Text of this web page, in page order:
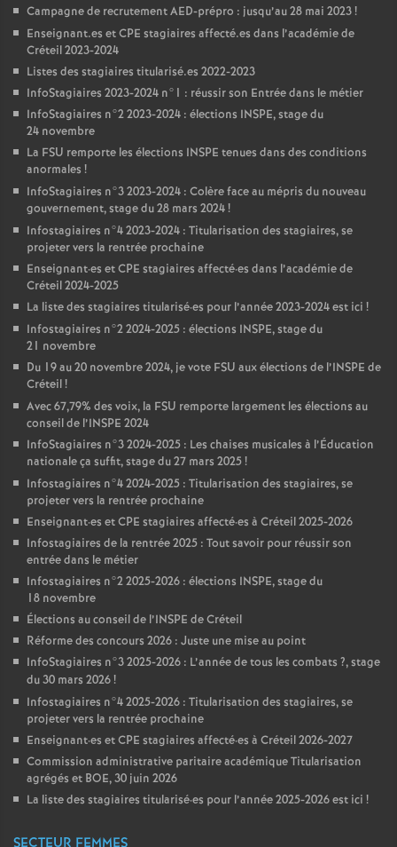
Campagne de recrutementAED-prépro : jusqu’au 28 mai 2023!
Enseignant.es etCPE stagiaires affecté.es dans l’académie de
Créteil 2023-2024
Listes des stagiaires titularisé.es 2022-2023
InfoStagiaires 2023-2024 n°1 : réussir son Entrée dans le métier
InfoStagiaires n°2 2023-2024 : élections INSPE, stage du
24 novembre
La FSU remporte les élections INSPE tenues dans des conditions
anormales !
InfoStagiaires n°3 2023-2024 : Colère face au mépris du nouveau
gouvernement, stage du 28 mars 2024!
Infostagiaires n°4 2023-2024 : Titularisation des stagiaires, se
projeter vers la rentrée prochaine
Enseignant·es etCPE stagiaires affecté·es dans l’académie de
Créteil 2024-2025
La liste des stagiaires titularisé·es pour l’année 2023-2024 est ici !
Infostagiaires n°2 2024-2025 : élections INSPE, stage du
21 novembre
Du 19 au 20 novembre 2024, je vote FSU aux élections de l’INSPE de
Créteil!
Avec 67,79% des voix, la FSU remporte largement les élections au
conseil de l’INSPE 2024
InfoStagiaires n°3 2024-2025 : Les chaises musicales à l’Éducation
nationale ça suffit, stage du 27 mars 2025!
Infostagiaires n°4 2024-2025 : Titularisation des stagiaires, se
projeter vers la rentrée prochaine
Enseignant·es etCPE stagiaires affecté·es à Créteil 2025-2026
Infostagiaires de la rentrée 2025 : Tout savoir pour réussir son
entrée dans le métier
Infostagiaires n°2 2025-2026 : élections INSPE, stage du
18 novembre
Élections au conseil de l’INSPE de Créteil
Réforme des concours 2026 : Juste une mise au point
InfoStagiaires n°3 2025-2026 : L’année de tous les combats ?, stage
du 30 mars 2026!
Infostagiaires n°4 2025-2026 : Titularisation des stagiaires, se
projeter vers la rentrée prochaine
Enseignant·es etCPE stagiaires affecté·es à Créteil 2026-2027
Commission administrative paritaire académique Titularisation
agrégés et BOE, 30 juin 2026
La liste des stagiaires titularisé·es pour l’année 2025-2026 est ici !